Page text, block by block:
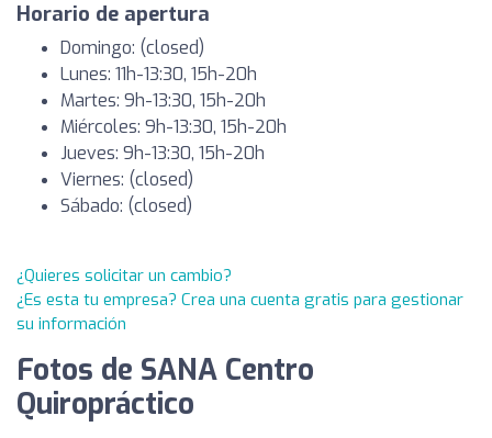
Horario de apertura
Domingo: (closed)
Lunes: 11h-13:30, 15h-20h
Martes: 9h-13:30, 15h-20h
Miércoles: 9h-13:30, 15h-20h
Jueves: 9h-13:30, 15h-20h
Viernes: (closed)
Sábado: (closed)
¿Quieres solicitar un cambio?
¿Es esta tu empresa? Crea una cuenta gratis para gestionar
su información
Fotos de SANA Centro
Quiropráctico